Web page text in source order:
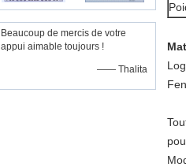
Beaucoup de mercis de votre
appui aimable toujours !
—— Thalita